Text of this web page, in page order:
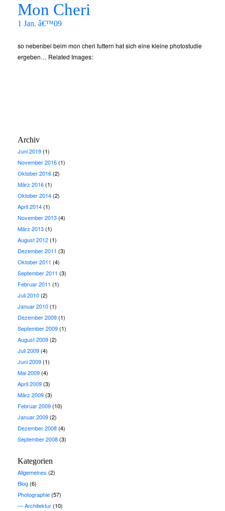
Mon Cheri
1 Jan. â€™09
so nebenbei beim mon cheri futtern hat sich eine kleine photostudie
ergeben… Related Images:
Archiv
Juni 2019(1)
November 2016(1)
Oktober 2016(2)
März 2016(1)
Oktober 2014(2)
April 2014(1)
November 2013(4)
März 2013(1)
August 2012(1)
Dezember 2011 (3)
Oktober 2011 (4)
September 2011 (3)
Februar 2011 (1)
Juli 2010(2)
Januar 2010(1)
Dezember 2009(1)
September 2009(1)
August 2009(2)
Juli 2009(4)
Juni 2009(1)
Mai 2009(4)
April 2009(3)
März 2009(3)
Februar 2009(10)
Januar 2009(2)
Dezember 2008(4)
September 2008(3)
Kategorien
Allgemeines (2)
Blog(6)
Photographie(57)
Architektur(10)